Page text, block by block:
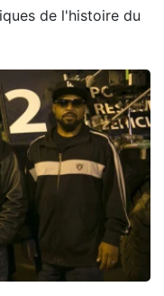
de l'histoire du